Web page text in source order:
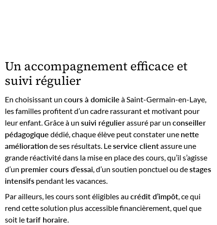
Un accompagnement efficace et
suivi régulier
En choisissant un cours à domicile à Saint-Germain-en-Laye,
les familles profitent d’un cadre rassurant et motivant pour
leur enfant. Grâce à un suivi régulierassuré par un conseiller
pédagogique dédié, chaque élève peut constater une nette
amélioration de ses résultats. Leservice clientassure une
grande réactivité dans la mise en place des cours, qu’il s’agisse
d’un premier cours d’essai, d’un soutien ponctuel ou destages
intensifs pendant les vacances.
Par ailleurs, les cours sont éligibles au crédit d’impôt, ce qui
rend cette solution plus accessible financièrement, quel que
soit letarif horaire.